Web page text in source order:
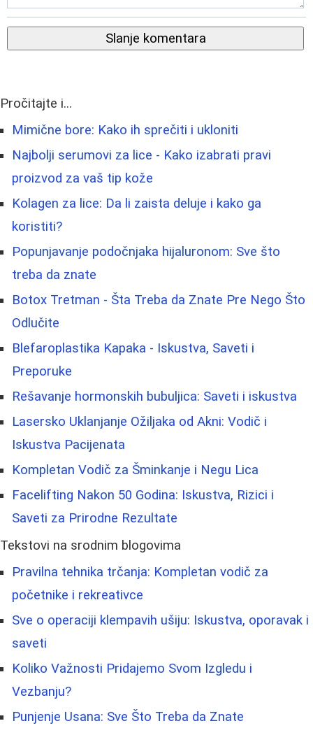
Slanje komentara
Pročitajte i...
Mimične bore: Kako ih sprečiti i ukloniti
Najbolji serumovi za lice - Kako izabrati pravi
proizvod za vaš tip kože
Kolagen za lice: Da li zaista deluje i kako ga
koristiti?
Popunjavanje podočnjaka hijaluronom: Sve što
treba da znate
Botox Tretman - Šta Treba da Znate Pre Nego Što
Odlučite
Blefaroplastika Kapaka - Iskustva, Saveti i
Preporuke
Rešavanje hormonskih bubuljica: Saveti i iskustva
Lasersko Uklanjanje Ožiljaka od Akni: Vodič i
Iskustva Pacijenata
Kompletan Vodič za Šminkanje i Negu Lica
Facelifting Nakon 50 Godina: Iskustva, Rizici i
Saveti za Prirodne Rezultate
Tekstovi na srodnim blogovima
Pravilna tehnika trčanja: Kompletan vodič za
početnike i rekreativce
Sve o operaciji klempavih ušiju: Iskustva, oporavak i
saveti
Koliko Važnosti Pridajemo Svom Izgledu i
Vezbanju?
Punjenje Usana: Sve Što Treba da Znate